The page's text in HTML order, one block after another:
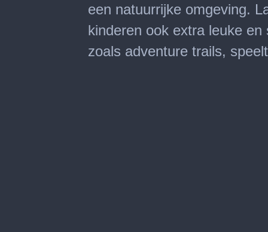
een natuurrijke omgeving.
kinderen ook extra leuke
zoals adventure trails,